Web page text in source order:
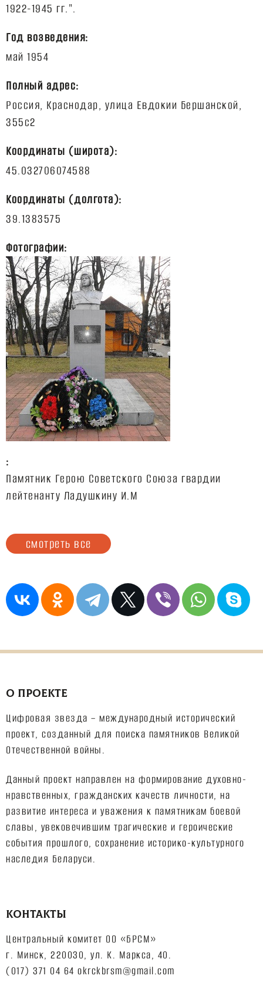
Год возведения:
Полный адрес:
Россия, Краснодар, улица Евдокии Бершанской,
Координаты (широта):
Координаты (долгота):
Фотографии:
:
Памятник Герою Советского Союза гвардии
лейтенанту Ладушкину И.М
смотреть все
О ПРОЕКТЕ
Цифровая звезда – международный исторический
проект, созданный для поиска памятников Великой
Отечественной войны.
Данный проект направлен на формирование духовно-
нравственных, гражданских качеств личности, на
развитие интереса и уважения к памятникам боевой
славы, увековечившим трагические и героические
события прошлого, сохранение историко-культурного
наследия Беларуси.
КОНТАКТЫ
Центральный комитет ОО «БРСМ»
г. Минск, 220030, ул. К. Маркса, 40.
(017) 371 04 64 okrckbrsm@gmail.com